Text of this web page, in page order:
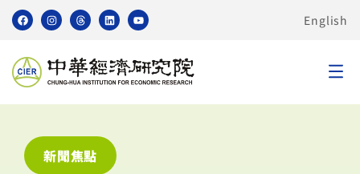
English
新聞焦點